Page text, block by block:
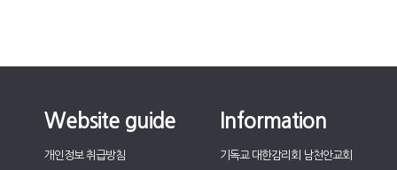
Website guide
개인정보 취급방침
Information
기독교 대한감리회 남천안교회